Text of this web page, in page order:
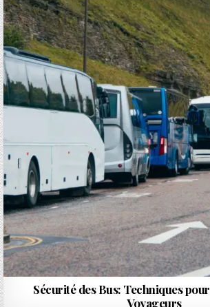
Sécurité des Bus: Techniques
Voyageurs